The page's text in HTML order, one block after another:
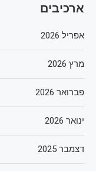
ארכיבים
אפריל 2026
מרץ 2026
פברואר 2026
ינואר 2026
דצמבר 2025